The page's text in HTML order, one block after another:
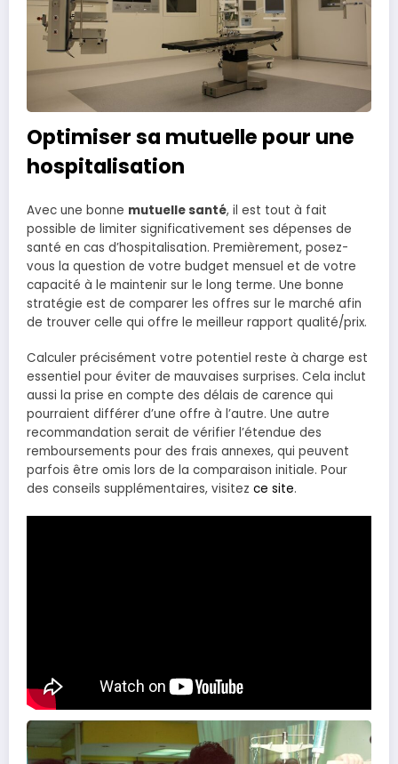
Optimiser sa mutuelle pour une
hospitalisation
Avec une bonne mutuelle santé, il est tout à fait
possible de limiter significativement ses dépenses de
santé en cas d’hospitalisation. Premièrement, posez-
vous la question de votre budget mensuel et de votre
capacité à le maintenir sur le long terme. Une bonne
stratégie est de comparer les offres sur le marché afin
de trouver celle qui offre le meilleur rapport qualité/prix.
Calculer précisément votre potentiel reste à charge est
essentiel pour éviter de mauvaises surprises. Cela inclut
aussi la prise en compte des délais de carence qui
pourraient différer d’une offre à l’autre. Une autre
recommandation serait de vérifier l’étendue des
remboursements pour des frais annexes, qui peuvent
parfois être omis lors de la comparaison initiale. Pour
des conseils supplémentaires, visitez ce site.